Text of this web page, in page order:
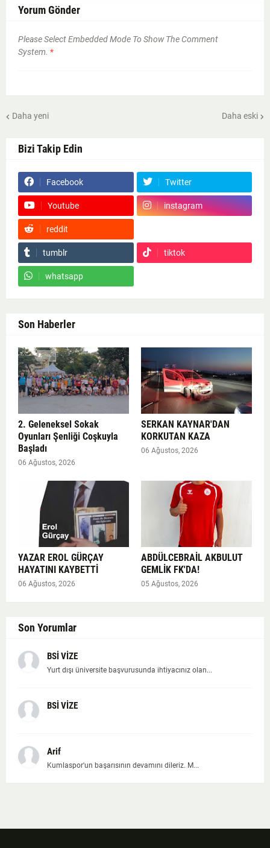
Yorum Gönder
Please Select Embedded Mode To Show The Comment
System. *
Daha yeni Daha eski
Bizi Takip Edin
Facebook Twitter
Youtube instagram
reddit
tumblr tiktok
whatsapp
Son Haberler
2. Geleneksel Sokak
Oyunları Şenliği Coşkuyla
Başladı
06 Ağustos, 2026
SERKAN KAYNAR'DAN
KORKUTAN KAZA
06 Ağustos, 2026
YAZAR EROL GÜRÇAY
HAYATINI KAYBETTİ
06 Ağustos, 2026
ABDÜLCEBRAİL AKBULUT
GEMLİK FK'DA!
05 Ağustos, 2026
Son Yorumlar
BSİ VİZE
Yurt dışı üniversite başvurusunda ihtiyacınız olan...
BSİ VİZE
Arif
Kumlaspor'un başarısının devamını dileriz. M...